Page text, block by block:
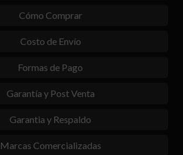
Cómo Comprar
Costo de Envío
Formas de Pago
Garantía y Post Venta
Garantia y Respaldo
Marcas Comercializadas